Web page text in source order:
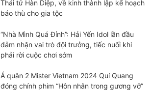
Thái tử Hàn Diệp, về kinh thành lập kế hoạch
báo thù cho gia tộc
“Nhà Mình Quá Đỉnh”: Hải Yến Idol lần đầu
đảm nhận vai trò đội trưởng, tiếc nuối khi
phải rời cuộc chơi sớm
Á quân 2 Mister Vietnam 2024 Quí Quang
đóng chính phim “Hôn nhân trong gương vỡ”